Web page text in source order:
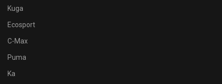
Kuga
Ecosport
C-Max
Puma
Ka